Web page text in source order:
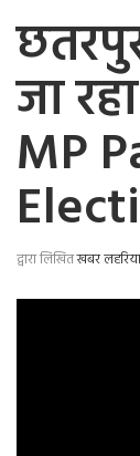
जा
MP
द्वारा लिखितखबर लहरिया